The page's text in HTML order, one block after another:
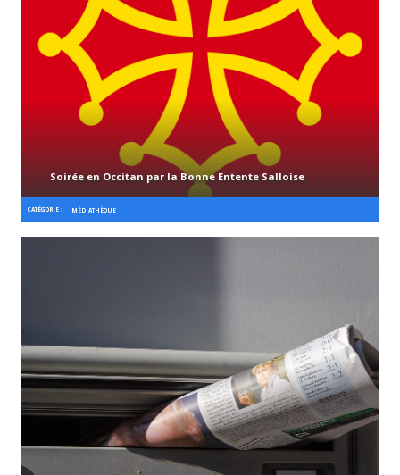
CATÉGORIE : MÉDIATHÈQUE
Soirée en Occitan par la Bonne Entente Salloise